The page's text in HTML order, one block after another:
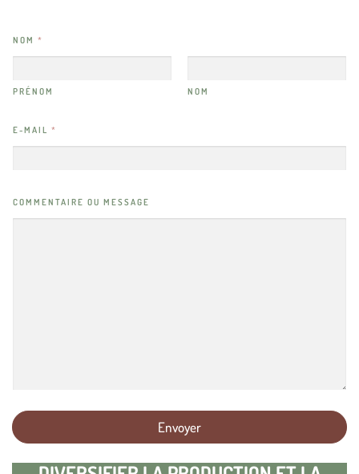
NOM *
PRÉNOM NOM
E-MAIL *
O
M
COMMENTAIRE OU MESSAGE
Envoyer